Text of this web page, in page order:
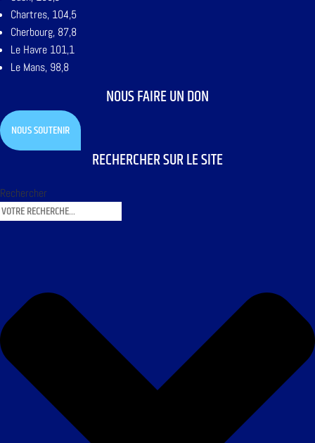
Chartres, 104,5
Cherbourg, 87,8
Le Havre 101,1
Le Mans, 98,8
NOUS FAIRE UN DON
NOUS SOUTENIR
RECHERCHER SUR LE SITE
Rechercher